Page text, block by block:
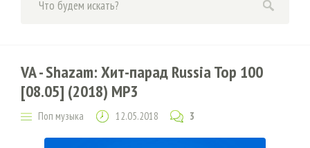
VA - Shazam: Хит-парад Russia Top 100
[08.05] (2018) MP3
Поп музыка 12.05.2018 3